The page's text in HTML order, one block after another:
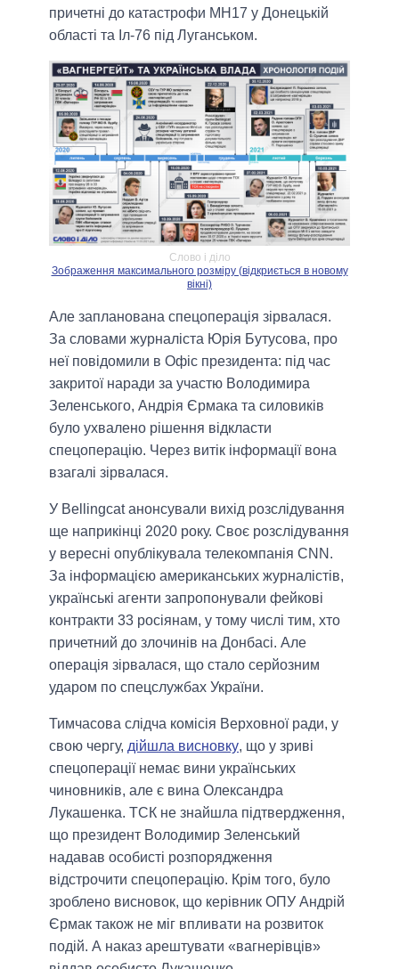
причетні до катастрофи MH17 у Донецькій
області та Іл-76 під Луганськом.
Слово і діло
Зображення максимального розміру (відкриється в новому
вікні)
Але запланована спецоперація зірвалася.
За словами журналіста Юрія Бутусова, про
неї повідомили в Офіс президента: під час
закритої наради за участю Володимира
Зеленського, Андрія Єрмака та силовиків
було ухвалено рішення відкласти
спецоперацію. Через витік інформації вона
взагалі зірвалася.
У Bellingcat анонсували вихід розслідування
ще наприкінці 2020 року. Своє розслідування
у вересні опублікувала телекомпанія CNN.
За інформацією американських журналістів,
українські агенти запропонували фейкові
контракти 33 росіянам, у тому числі тим, хто
причетний до злочинів на Донбасі. Але
операція зірвалася, що стало серйозним
ударом по спецслужбах України.
Тимчасова слідча комісія Верховної ради, у
свою чергу, дійшла висновку, що у зриві
спецоперації немає вини українських
чиновників, але є вина Олександра
Лукашенка. ТСК не знайшла підтвердження,
що президент Володимир Зеленський
надавав особисті розпорядження
відстрочити спецоперацію. Крім того, було
зроблено висновок, що керівник ОПУ Андрій
Єрмак також не міг впливати на розвиток
подій. А наказ арештувати «вагнерівців»